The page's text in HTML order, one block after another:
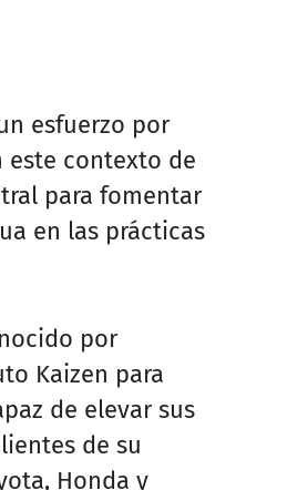
esfuerzo por
este contexto de
para fomentar
en las prácticas
por
Kaizen para
de elevar sus
de su
Honda y